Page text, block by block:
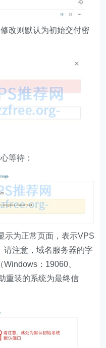
改则默认为初始交付密
等待：
示为正常页面，表示VPS
请注意，域名服务器的字
：19060、
重装的系统为最终信